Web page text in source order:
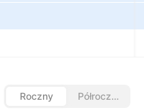
Roczny Półroczny